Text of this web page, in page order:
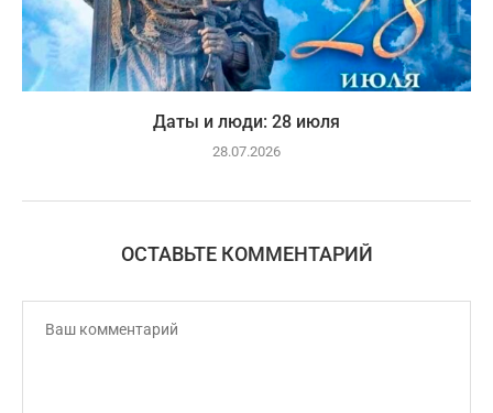
Даты и люди: 28 июля
28.07.2026
ОСТАВЬТЕ КОММЕНТАРИЙ